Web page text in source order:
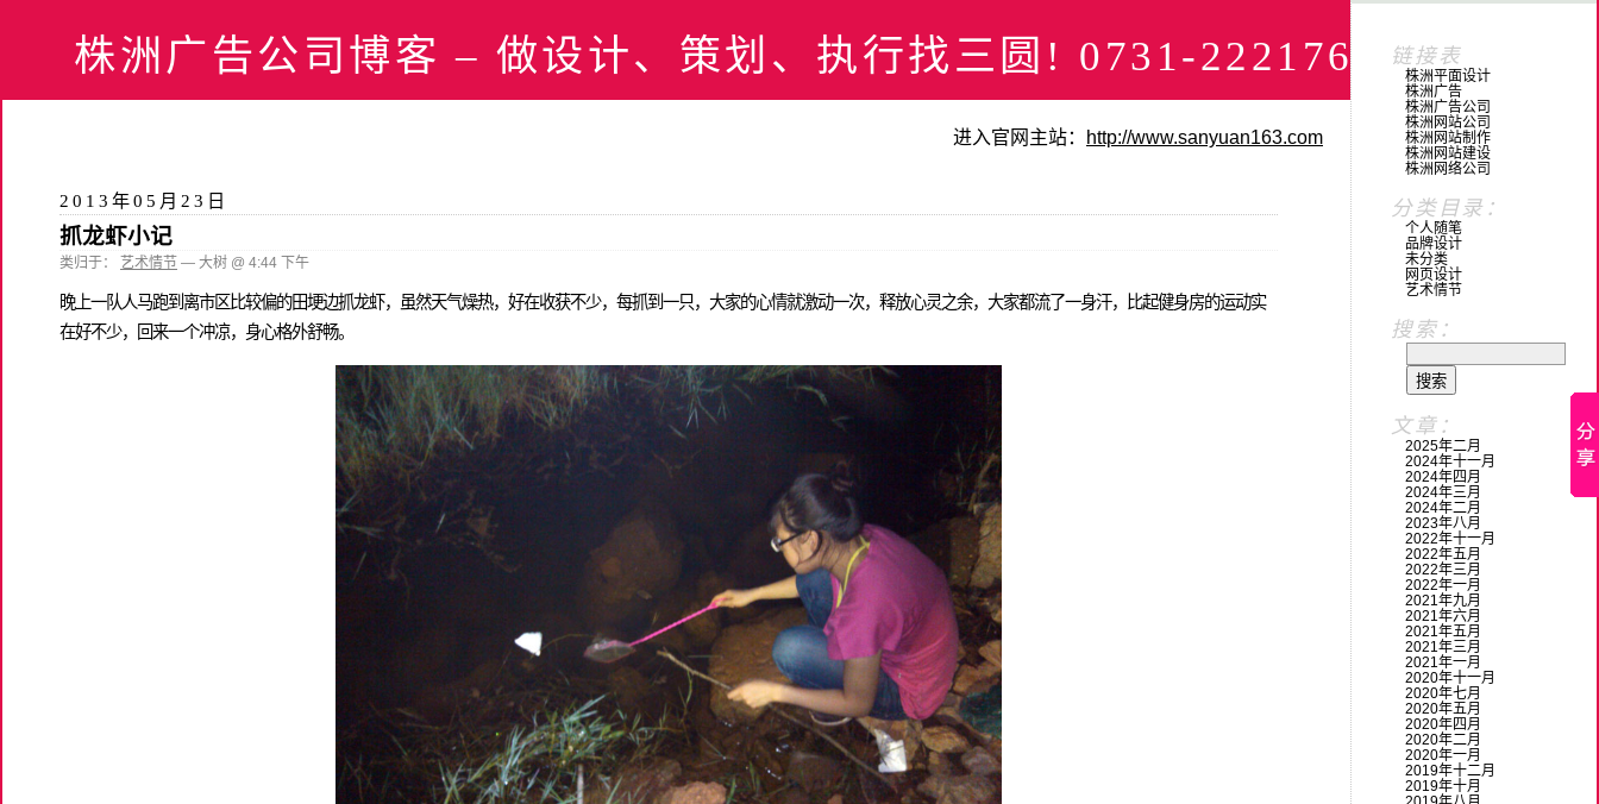
株洲广告公司博客 – 做设计、策划、执行找三圆! 0731-22217673
进入官网主站： http://www.sanyuan163.com
2013年05月23日
抓龙虾小记
类归于： 艺术情节 — 大树 @ 4:44 下午
晚上一队人马跑到离市区比较偏的田埂边抓龙虾，虽然天气燥热，好在收获不少，每抓到一只，大家的心情就激动一次，释放心灵之余，大家都流了一身汗，比起健身房的运动实
在好不少，回来一个冲凉，身心格外舒畅。
链接表
株洲平面设计
株洲广告
株洲广告公司
株洲网站公司
株洲网站制作
株洲网站建设
株洲网络公司
分类目录：
个人随笔
品牌设计
未分类
网页设计
艺术情节
搜索：
文章：
2025年二月
2024年十一月
2024年四月
2024年三月
2024年二月
2023年八月
2022年十一月
2022年五月
2022年三月
2022年一月
2021年九月
2021年六月
2021年五月
2021年三月
2021年一月
2020年十一月
2020年七月
2020年五月
2020年四月
2020年二月
2020年一月
2019年十二月
2019年十月